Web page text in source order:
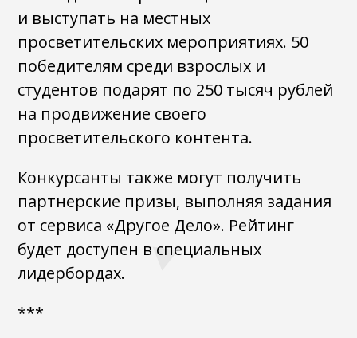
и выступать на местных
просветительских мероприятиях. 50
победителям среди взрослых и
студентов подарят по 250 тысяч рублей
на продвижение своего
просветительского контента.
Конкурсанты также могут получить
партнерские призы, выполняя задания
от сервиса «Другое Дело». Рейтинг
будет доступен в специальных
лидербордах.
***